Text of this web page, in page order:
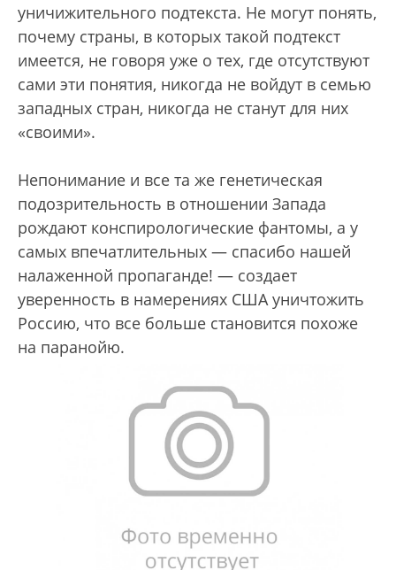
уничижительного подтекста. Не могут понять,
почему страны, в которых такой подтекст
имеется, не говоря уже о тех, где отсутствуют
сами эти понятия, никогда не войдут в семью
западных стран, никогда не станут для них
«своими».
Непонимание и все та же генетическая
подозрительность в отношении Запада
рождают конспирологические фантомы, а у
самых впечатлительных — спасибо нашей
налаженной пропаганде! — создает
уверенность в намерениях США уничтожить
Россию, что все больше становится похоже
на паранойю.